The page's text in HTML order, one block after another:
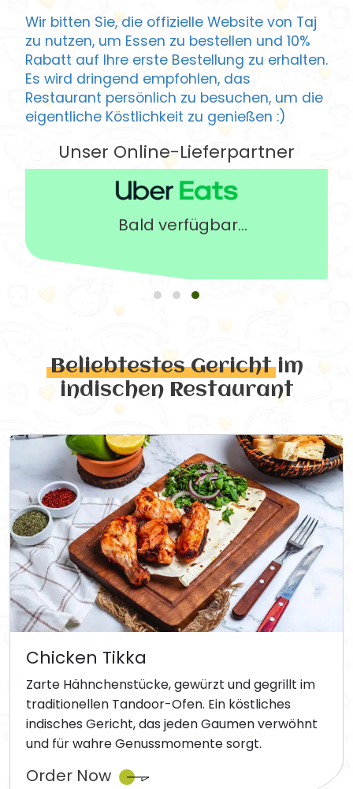
Wir bitten Sie, die offizielle Website von Taj
zu nutzen, um Essen zu bestellen und 10%
Rabatt auf Ihre erste Bestellung zu erhalten.
Es wird dringend empfohlen, das
Restaurant persönlich zu besuchen, um die
eigentliche Köstlichkeit zu genießen :)
Unser Online-Lieferpartner
Bald verfügbar...
Beliebtestes Gerichtim
indischen Restaurant
Chicken Tikka
Zarte Hähnchenstücke, gewürzt und gegrillt im
traditionellen Tandoor-Ofen. Ein köstliches
indisches Gericht, das jeden Gaumen verwöhnt
und für wahre Genussmomente sorgt.
Order Now